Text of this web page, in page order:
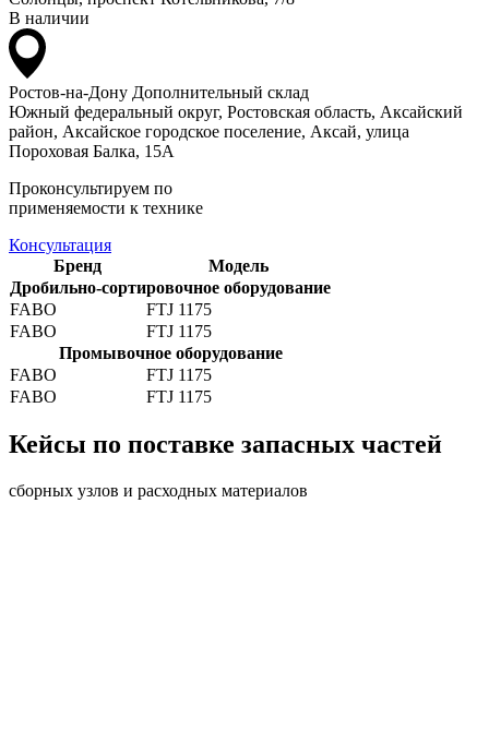
В наличии
Ростов-на-Дону Дополнительный склад
Южный федеральный округ, Ростовская область, Аксайский
район, Аксайское городское поселение, Аксай, улица
Пороховая Балка, 15А
Проконсультируем по
применяемости к технике
Консультация
Бренд
Модель
Дробильно-сортировочное оборудование
FABO
FTJ 1175
FABO
FTJ 1175
Промывочное оборудование
FABO
FTJ 1175
FABO
FTJ 1175
Кейсы по поставке запасных частей
сборных узлов и расходных материалов